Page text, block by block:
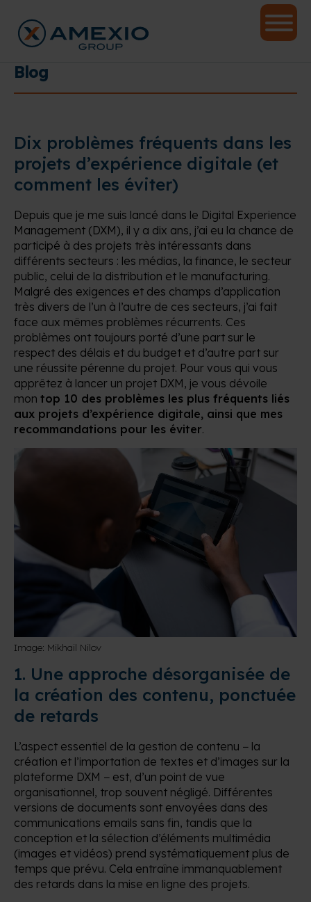
Blog
Dix problèmes fréquents dans les
projets d’expérience digitale (et
comment les éviter)
Depuis que je me suis lancé dans le Digital Experience
Management (DXM), il y a dix ans, j’ai eu la chance de
participé à des projets très intéressants dans
différents secteurs : les médias, la finance, le secteur
public, celui de la distribution et le manufacturing.
Malgré des exigences et des champs d’application
très divers de l’un à l’autre de ces secteurs, j’ai fait
face aux mêmes problèmes récurrents. Ces
problèmes ont toujours porté d’une part sur le
respect des délais et du budget et d’autre part sur
une réussite pérenne du projet. Pour vous qui vous
apprêtez à lancer un projet DXM, je vous dévoile
mon top 10 des problèmes les plus fréquents liés
aux projets d’expérience digitale, ainsi que mes
recommandations pour les éviter.
Image: Mikhail Nilov
1. Une approche désorganisée de
la création des contenu, ponctuée
de retards
L’aspect essentiel de la gestion de contenu − la
création et l’importation de textes et d’images sur la
plateforme DXM − est, d’un point de vue
organisationnel, trop souvent négligé. Différentes
versions de documents sont envoyées dans des
communications emails sans fin, tandis que la
conception et la sélection d’éléments multimédia
(images et vidéos) prend systématiquement plus de
temps que prévu. Cela entraîne immanquablement
des retards dans la mise en ligne des projets.